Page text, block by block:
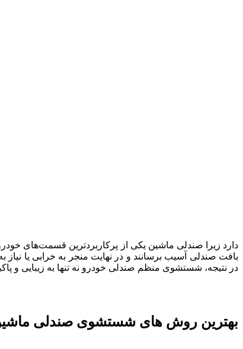
دارد زیرا صندلی ماشین یکی از پرکاربردترین قسمت‌های
بافت صندلی آسیب برسانند و در نهایت منجر به خرابی یا
در نتیجه، شستشوی منظم صندلی خودرو نه تنها به زیبایی و
بهترین روش های شستشوی صندلی